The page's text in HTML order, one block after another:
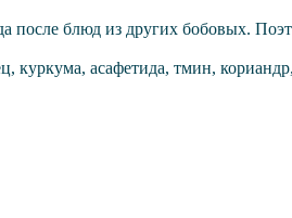
после блюд из других бобовых.
куркума, асафетида, тмин,